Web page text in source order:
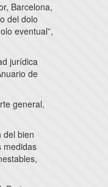
Barcelona,
del dolo
eventual”,
jurídica
de
general,
del bien
medidas